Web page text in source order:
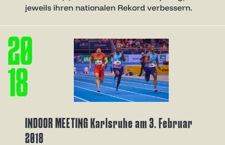
jeweils ihren nationalen Rekord verbessern.
20
8
INDOOR MEETING Karlsruhe am 3. Februar
2018